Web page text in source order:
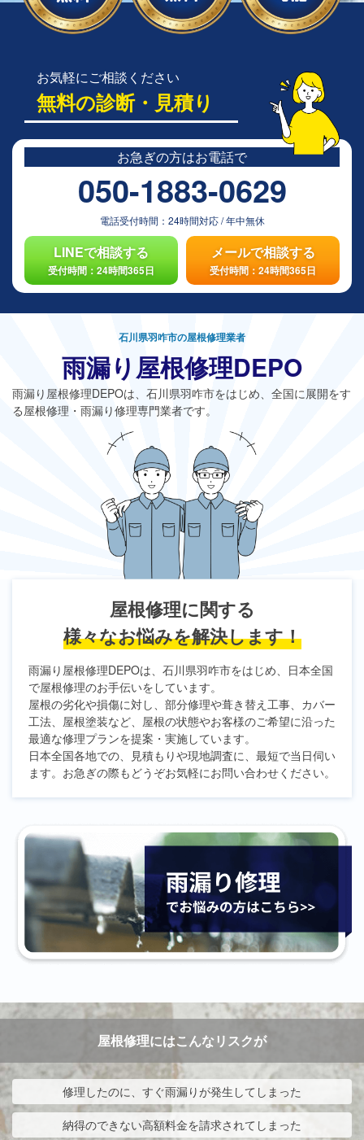
お気軽にご相談ください
無料の診断・見積り
お急ぎの方はお電話で
050-1883-0629
電話受付時間： 24時間対応/年中無休
LINEで相談する
受付時間：24時間365日
メールで相談する
受付時間：24時間365日
石川県羽咋市の屋根修理業者
雨漏り屋根修理DEPO
雨漏り屋根修理DEPOは、石川県羽咋市をはじめ、全国に展開をす
る屋根修理・雨漏り修理専門業者です。
屋根修理に関する
様々なお悩みを解決します！
雨漏り屋根修理DEPOは、石川県羽咋市をはじめ、日本全国
で屋根修理のお手伝いをしています。
屋根の劣化や損傷に対し、部分修理や葺き替え工事、カバー
工法、屋根塗装など、屋根の状態やお客様のご希望に沿った
最適な修理プランを提案・実施しています。
日本全国各地での、見積もりや現地調査に、最短で当日伺い
ます。お急ぎの際もどうぞお気軽にお問い合わせください。
屋根修理にはこんなリスクが
修理したのに、すぐ雨漏りが発生してしまった
納得のできない高額料金を請求されてしまった